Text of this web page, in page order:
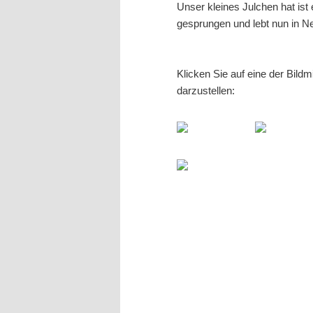
Unser kleines Julchen hat
gesprungen und lebt nun in
Klicken Sie auf eine der
darzustellen: